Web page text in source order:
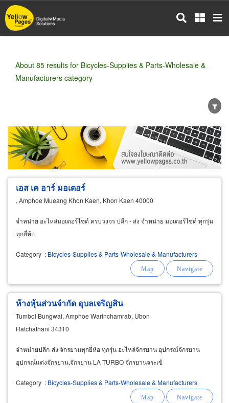
Skip
to
main
About 85 results for Bicycles-Supplies & Parts-Wholesale &
Manufacturers category
Wholesale Retail Manufacturer
Dealer
Exporter/Importer
Service Business
เอส เค อาร์ มอเตอร์
, Amphoe Mueang Khon Kaen, Khon Kaen 40000
จำหน่าย อะไหล่มอเตอร์ไซด์ ครบวงจร ปลีก - ส่ง จำหน่าย มอเตอร์ไซด์ ทุกรุ่น
ทุกยี่ห้อ
Category : Bicycles-Supplies & Parts-Wholesale & Manufacturers
ห้างหุ้นส่วนจำกัด อุบลเจริญสิน
Tumbol Bungwai, Amphoe Warinchamrab, Ubon
Ratchathani 34310
จำหน่ายปลีก-ส่ง จักรยานทุกยี่ห้อ ทุกรุ่น อะไหล่จักรยาน อุปกรณ์จักรยาน
อุปกรณ์แต่งจักรยาน,จักรยาน LA TURBO จักรยานจระเข้
Category : Bicycles-Supplies & Parts-Wholesale & Manufacturers